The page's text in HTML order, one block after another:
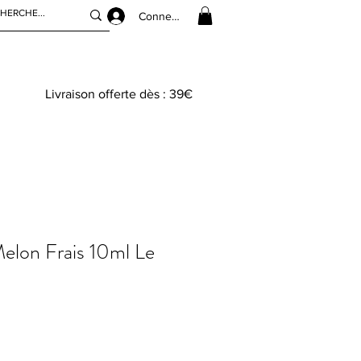
Connexion
Livraison offerte dès : 39€
Frais 10ml Le